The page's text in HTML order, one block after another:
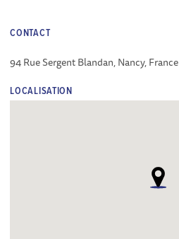
CONTACT
94 Rue Sergent Blandan, Nancy, France
LOCALISATION